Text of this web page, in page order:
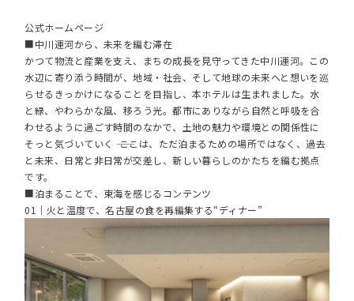
公式ホームページ
■中川運河から、未来を編む滞在
かつて物流と産業を支え、まちの成長を見守ってきた中川運河。この
水辺に寄り添う時間が、地域・社会、そして地球の未来へと想いを巡
らせるきっかけになることを目指し、本ホテルは生まれました。水
と緑、やわらかな風、移ろう光。都市にありながら自然と呼吸を合
わせるように過ごす時間のなかで、土地の魅力や環境との関係性に
そっと気づいていく ―― ここは、ただ泊まるための場所ではなく、過去
と未来、日常と非日常が交差し、新しい暮らしのかたちを編む拠点
です。
■泊まることで、東海を感じるコンテンツ
01｜火と温度で、名古屋の食を再編集する“ディナー”